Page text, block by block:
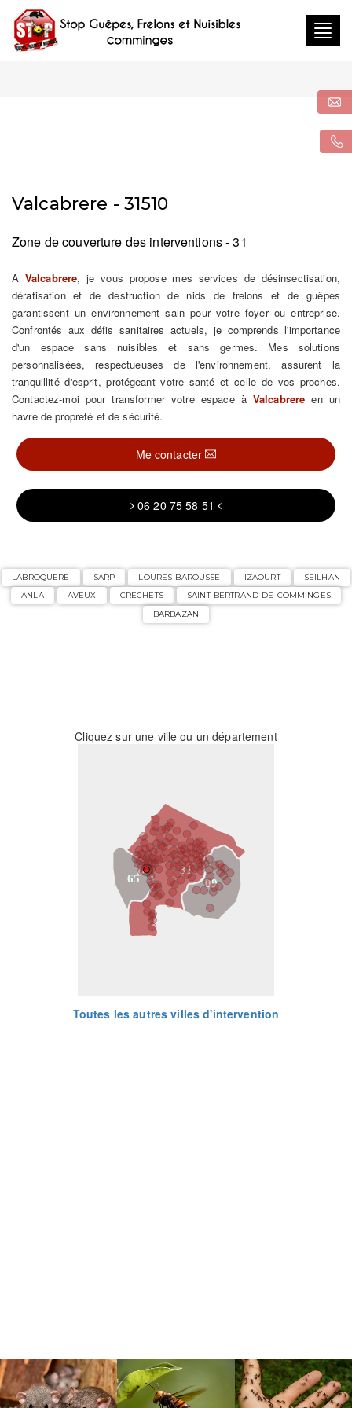
Valcabrere - 31510
Zone de couverture des interventions - 31
À Valcabrere, je vous propose mes services de désinsectisation,
dératisation et de destruction de nids de frelons et de guêpes
garantissent un environnement sain pour votre foyer ou entreprise.
Confrontés aux défis sanitaires actuels, je comprends l'importance
d'un espace sans nuisibles et sans germes. Mes solutions
personnalisées, respectueuses de l'environnement, assurent la
tranquillité d'esprit, protégeant votre santé et celle de vos proches.
Contactez-moi pour transformer votre espace à Valcabrere en un
havre de propreté et de sécurité.
Me contacter
06 20 75 58 51
LABROQUERE SARP LOURES-BAROUSSE IZAOURT
SEILHAN
ANLA
AVEUX CRECHETS
SAINT-BERTRAND-DE-COMMINGES
BARBAZAN
Cliquez sur une ville ou un département
31
09
65
Toutes les autres villes d'intervention